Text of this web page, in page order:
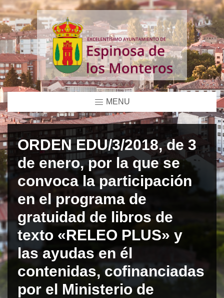
MENU
ORDEN EDU/3/2018, de 3
de enero, por la que se
convoca la participación
en el programa de
gratuidad de libros de
texto «RELEO PLUS» y
las ayudas en él
contenidas, cofinanciadas
por el Ministerio de